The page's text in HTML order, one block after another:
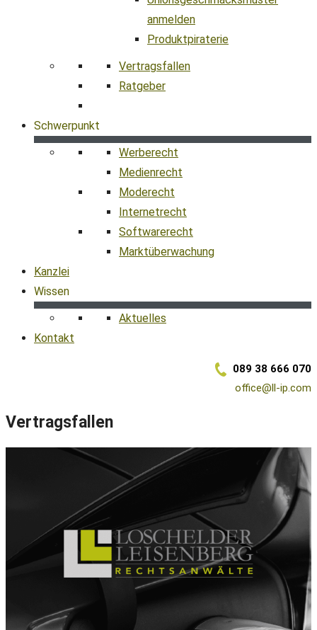
anmelden
Produktpiraterie
Vertragsfallen
Ratgeber
Schwerpunkt
Werberecht
Medienrecht
Moderecht
Internetrecht
Softwarerecht
Marktüberwachung
Kanzlei
Wissen
Aktuelles
Kontakt
089 38 666 070
office@ll-ip.com
Vertragsfallen